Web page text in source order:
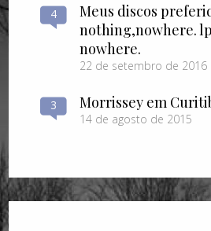
4
Meus discos
nothing​,​nowhere.
nowhere.
22 de setembro de 2016
3 Morrissey em
14 de agosto de 2015